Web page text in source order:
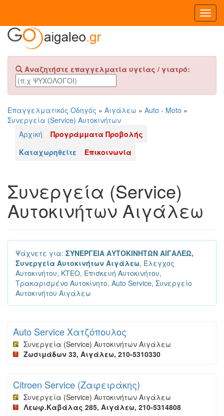
Αναζητήστε επαγγελματία υγείας / γιατρό:
Επαγγελματικός Οδηγός » Αιγάλεω » Auto - Moto »
Συνεργεία (Service) Αυτοκινήτων
Αρχική
Προγράμματα Προβολής
Καταχωρηθείτε
Επικοινωνία
Συνεργεία (Service)
Αυτοκινήτων Αιγάλεω
Ψάχνετε για: ΣΥΝΕΡΓΕΙΑ ΑΥΤΟΚΙΝΗΤΩΝ ΑΙΓΑΛΕΩ,
Συνεργεία Αυτοκινήτων Αιγάλεω, Έλεγχος
Αυτοκινήτου, KTEO, Επισκευή Αυτοκινήτου,
Τρακαρισμένο Αυτοκίνητο, Auto Service, Συνεργείο
Αυτοκινήτου Αιγάλεω
Auto Service Χατζόπουλος
Συνεργεία (Service) Αυτοκινήτων Αιγάλεω
Ζωσιμάδων 33, Αιγάλεω, 210-5310330
Citroen Service (Ζαφειράκης)
Συνεργεία (Service) Αυτοκινήτων Αιγάλεω
Λεωφ.Καβάλας 285, Αιγάλεω, 210-5314808